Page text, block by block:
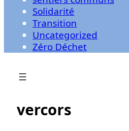
Solidarité
Transition
Uncategorized
Zéro Déchet
vercors